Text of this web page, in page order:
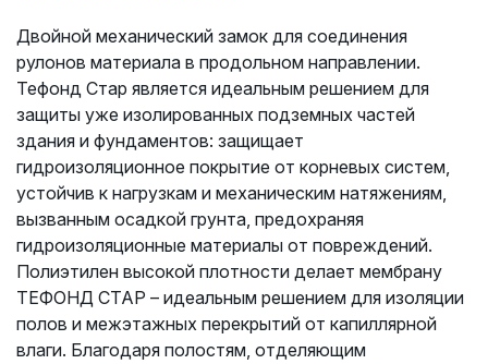
Двойной механический замок для соединения
рулонов материала в продольном направлении.
Тефонд Стар является идеальным решением для
защиты уже изолированных подземных частей
здания и фундаментов: защищает
гидроизоляционное покрытие от корневых систем,
устойчив к нагрузкам и механическим натяжениям,
вызванным осадкой грунта, предохраняя
гидроизоляционные материалы от повреждений.
Полиэтилен высокой плотности делает мембрану
ТЕФОНД СТАР – идеальным решением для изоляции
полов и межэтажных перекрытий от капиллярной
влаги. Благодаря полостям, отделяющим